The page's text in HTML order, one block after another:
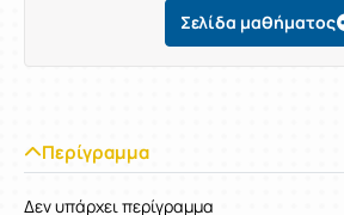
Σελίδα μαθήματος
Περίγραμμα
Δεν υπάρχει περίγραμμα